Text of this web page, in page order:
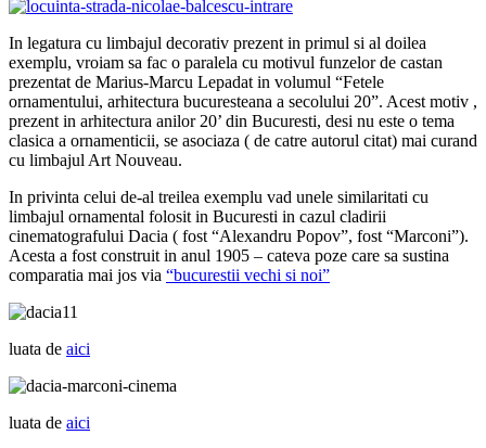
In legatura cu limbajul decorativ prezent in primul si al doilea
exemplu, vroiam sa fac o paralela cu motivul funzelor de castan
prezentat de Marius-Marcu Lepadat in volumul “Fetele
ornamentului, arhitectura bucuresteana a secolului 20”. Acest motiv ,
prezent in arhitectura anilor 20’ din Bucuresti, desi nu este o tema
clasica a ornamenticii, se asociaza ( de catre autorul citat) mai curand
cu limbajul Art Nouveau.
In privinta celui de-al treilea exemplu vad unele similaritati cu
limbajul ornamental folosit in Bucuresti in cazul cladirii
cinematografului Dacia ( fost “Alexandru Popov”, fost “Marconi”).
Acesta a fost construit in anul 1905 – cateva poze care sa sustina
comparatia mai jos via “bucurestii vechi si noi”
luata de aici
luata de aici